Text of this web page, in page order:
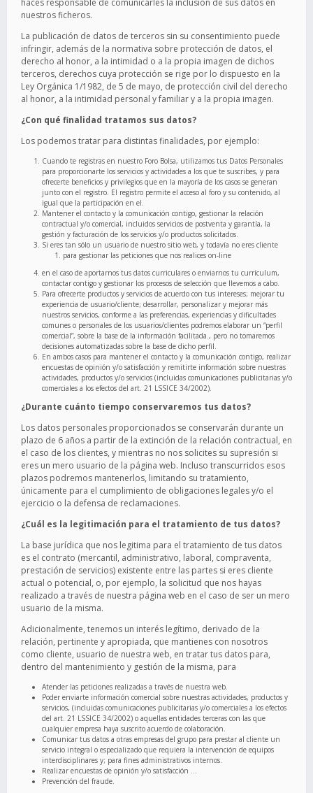
haces responsable de comunicarles la inclusión de sus datos en
nuestros ficheros.
La publicación de datos de terceros sin su consentimiento puede
infringir, además de la normativa sobre protección de datos, el
derecho al honor, a la intimidad o a la propia imagen de dichos
terceros, derechos cuya protección se rige por lo dispuesto en la
Ley Orgánica 1/1982, de 5 de mayo, de protección civil del derecho
al honor, a la intimidad personal y familiar y a la propia imagen.
¿Con qué finalidad tratamos sus datos?
Los podemos tratar para distintas finalidades, por ejemplo:
Cuando te registras en nuestro Foro Bolsa, utilizamos tus Datos Personales
para proporcionarte los servicios y actividades a los que te suscribes, y para
ofrecerte beneficios y privilegios que en la mayoría de los casos se generan
junto con el registro. El registro permite el acceso al foro y su contenido, al
igual que la participación en el.
Mantener el contacto y la comunicación contigo, gestionar la relación
contractual y/o comercial, incluidos servicios de postventa y garantía, la
gestión y facturación de los servicios y/o productos solicitados.
Si eres tan sólo un usuario de nuestro sitio web, y todavía no eres cliente
para gestionar las peticiones que nos realices on-line
en el caso de aportarnos tus datos curriculares o enviarnos tu currículum,
contactar contigo y gestionar los procesos de selección que llevemos a cabo.
Para ofrecerte productos y servicios de acuerdo con tus intereses; mejorar tu
experiencia de usuario/cliente; desarrollar, personalizar y mejorar más
nuestros servicios, conforme a las preferencias, experiencias y dificultades
comunes o personales de los usuarios/clientes podremos elaborar un “perfil
comercial”, sobre la base de la información facilitada., pero no tomaremos
decisiones automatizadas sobre la base de dicho perfil.
En ambos casos para mantener el contacto y la comunicación contigo, realizar
encuestas de opinión y/o satisfacción y remitirte información sobre nuestras
actividades, productos y/o servicios (incluidas comunicaciones publicitarias y/o
comerciales a los efectos del art. 21 LSSICE 34/2002).
¿Durante cuánto tiempo conservaremos tus datos?
Los datos personales proporcionados se conservarán durante un
plazo de 6 años a partir de la extinción de la relación contractual, en
el caso de los clientes, y mientras no nos solicites su supresión si
eres un mero usuario de la página web. Incluso transcurridos esos
plazos podremos mantenerlos, limitando su tratamiento,
únicamente para el cumplimiento de obligaciones legales y/o el
ejercicio o la defensa de reclamaciones.
¿Cuál es la legitimación para el tratamiento de tus datos?
La base jurídica que nos legitima para el tratamiento de tus datos
es el contrato (mercantil, administrativo, laboral, compraventa,
prestación de servicios) existente entre las partes si eres cliente
actual o potencial, o, por ejemplo, la solicitud que nos hayas
realizado a través de nuestra página web en el caso de ser un mero
usuario de la misma.
Adicionalmente, tenemos un interés legítimo, derivado de la
relación, pertinente y apropiada, que mantienes con nosotros
como cliente, usuario de nuestra web, en tratar tus datos para,
dentro del mantenimiento y gestión de la misma, para
Atender las peticiones realizadas a través de nuestra web.
Poder enviarte información comercial sobre nuestras actividades, productos y
servicios, (incluidas comunicaciones publicitarias y/o comerciales a los efectos
del art. 21 LSSICE 34/2002) o aquellas entidades terceras con las que
cualquier empresa haya suscrito acuerdo de colaboración.
Comunicar tus datos a otras empresas del grupo para prestar al cliente un
servicio integral o especializado que requiera la intervención de equipos
interdisciplinares y; para fines administrativos internos.
Realizar encuestas de opinión y/o satisfacción …
Prevención del fraude.